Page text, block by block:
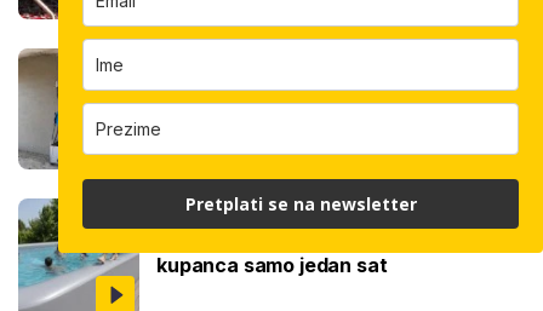
odradi i do 400 kvadrata, a prate ga
Stigla nova generacija kućnih bazena!
kupanca samo jedan sat
Pretplati se na newsletter